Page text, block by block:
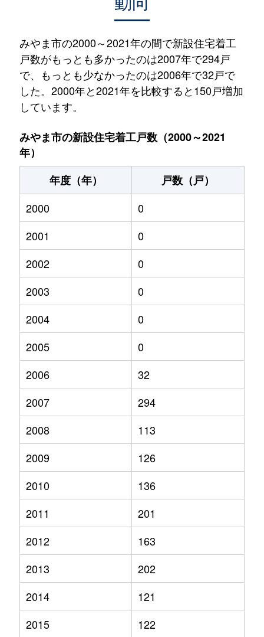
みやま市の2000～2021年の間で新設住宅着工
戸数がもっとも多かったのは2007年で294戸
で、もっとも少なかったのは2006年で32戸で
した。2000年と2021年を比較すると150戸増加
しています。
みやま市の新設住宅着工戸数（2000～2021
年）
年度（年）
戸数（戸）
2000
0
2001
0
2002
0
2003
0
2004
0
2005
0
2006
32
2007
294
2008
113
2009
126
2010
136
2011
201
2012
163
2013
202
2014
121
2015
122